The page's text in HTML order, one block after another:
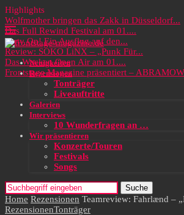
Highlights
Wolfmother bringen das Zakk in Düsseldorf...
Das Full Rewind Festival am 01....
Party On! Ein Ausflug auf den...
Review: SOKO LiNX – „Punk Für...
Das Wacken Open Air am 01....
Frontstage Magazine präsentiert –
Neuigkeiten
Rezensionen
Tonträger
Liveauftritte
Galerien
Interviews
10 Wunderfragen an …
Wir präsentieren
Konzerte/Touren
Festivals
Songs
Suche
Home Rezensionen Teamreview: Fahrlænd –
RezensionenTonträger